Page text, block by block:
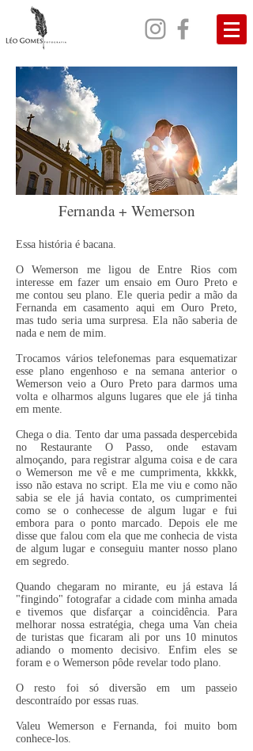
Fernanda + Wemerson
Essa história é bacana.
O Wemerson me ligou de Entre Rios com
interesse em fazer um ensaio em Ouro Preto e
me contou seu plano. Ele queria pedir a mão da
Fernanda em casamento aqui em Ouro Preto,
mas tudo seria uma surpresa. Ela não saberia de
nada e nem de mim.
Trocamos vários telefonemas para esquematizar
esse plano engenhoso e na semana anterior o
Wemerson veio a Ouro Preto para darmos uma
volta e olharmos alguns lugares que ele já tinha
em mente.
Chega o dia. Tento dar uma passada despercebida
no Restaurante O Passo, onde estavam
almoçando, para registrar alguma coisa e de cara
o Wemerson me vê e me cumprimenta, kkkkk,
isso não estava no script. Ela me viu e como não
sabia se ele já havia contato, os cumprimentei
como se o conhecesse de algum lugar e fui
embora para o ponto marcado. Depois ele me
disse que falou com ela que me conhecia de vista
de algum lugar e conseguiu manter nosso plano
em segredo.
Quando chegaram no mirante, eu já estava lá
"fingindo" fotografar a cidade com minha amada
e tivemos que disfarçar a coincidência. Para
melhorar nossa estratégia, chega uma Van cheia
de turistas que ficaram ali por uns 10 minutos
adiando o momento decisivo. Enfim eles se
foram e o Wemerson pôde revelar todo plano.
O resto foi só diversão em um passeio
descontraído por essas ruas.
Valeu Wemerson e Fernanda, foi muito bom
conhece-los.